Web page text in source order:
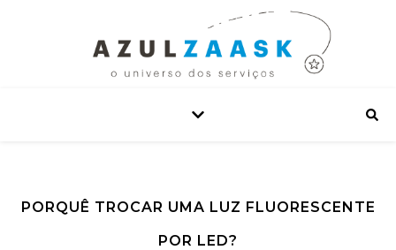
PORQUÊ TROCAR UMA LUZ FLUORESCENTE
POR LED?